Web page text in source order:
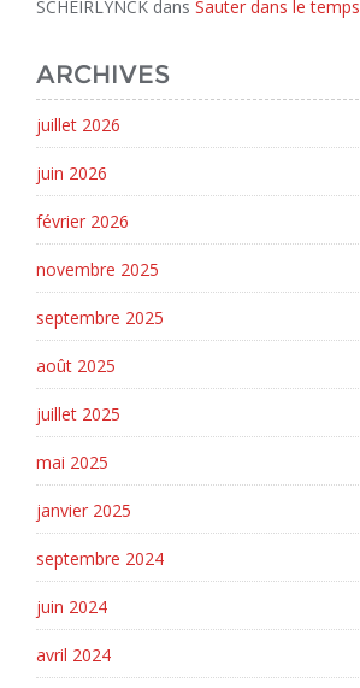
SCHEIRLYNCK dans Sauter dans le temps
ARCHIVES
juillet 2026
juin 2026
février 2026
novembre 2025
septembre 2025
août 2025
juillet 2025
mai 2025
janvier 2025
septembre 2024
juin 2024
avril 2024